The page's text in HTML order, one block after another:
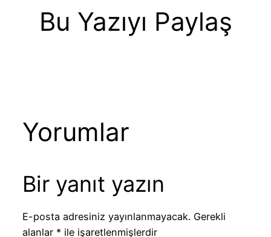
Bu Yazıyı Paylaş
Yorumlar
Bir yanıt yazın
E-posta adresiniz yayınlanmayacak. Gerekli
alanlar * ile işaretlenmişlerdir